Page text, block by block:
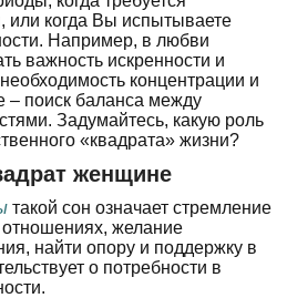
или когда Вы испытываете
Например, в любви
важность искренности и
концентрации и
– поиск баланса между
Задумайтесь, какую роль
«квадрата» жизни?
женщине
такой сон означает стремление
желание
найти опору и поддержку в
о потребности в